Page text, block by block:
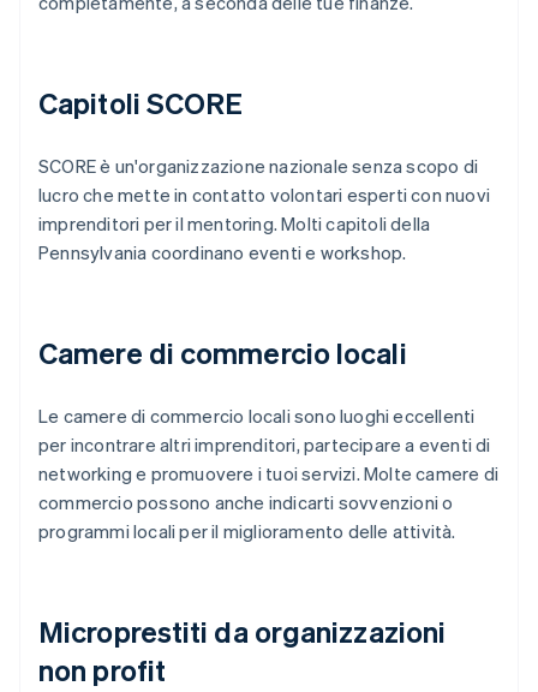
Capitoli SCORE
SCORE è un'organizzazione nazionale senza scopo di
lucro che mette in contatto volontari esperti con nuovi
imprenditori per il mentoring. Molti capitoli della
Pennsylvania coordinano eventi e workshop.
Camere di commercio locali
Le camere di commercio locali sono luoghi eccellenti
per incontrare altri imprenditori, partecipare a eventi di
networking e promuovere i tuoi servizi. Molte camere di
commercio possono anche indicarti sovvenzioni o
programmi locali per il miglioramento delle attività.
Microprestiti da organizzazioni
non profit